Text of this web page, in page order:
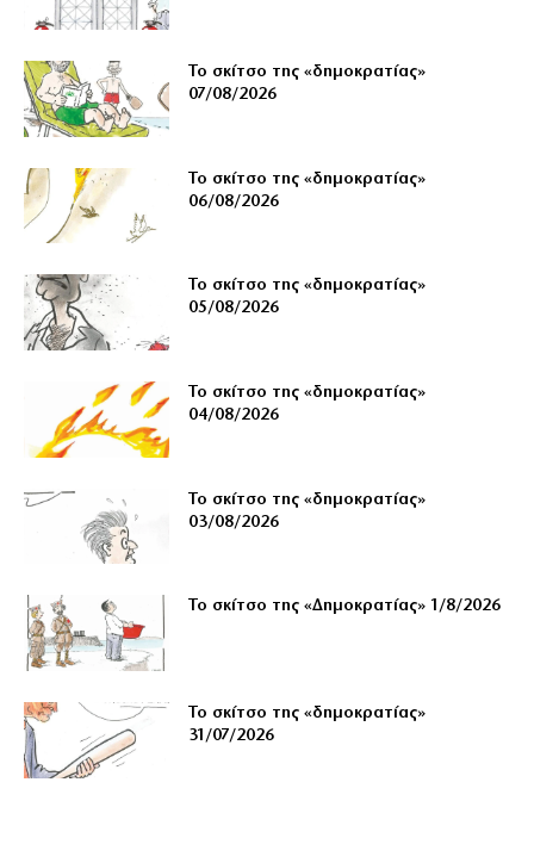
Το σκίτσο της «δημοκρατίας»
07/08/2026
Το σκίτσο της «δημοκρατίας»
06/08/2026
Το σκίτσο της «δημοκρατίας»
05/08/2026
Το σκίτσο της «δημοκρατίας»
04/08/2026
Το σκίτσο της «δημοκρατίας»
03/08/2026
Το σκίτσο της «Δημοκρατίας» 1/8/2026
Το σκίτσο της «δημοκρατίας»
31/07/2026